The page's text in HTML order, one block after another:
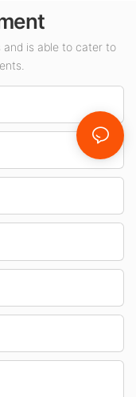
and is able to cater to